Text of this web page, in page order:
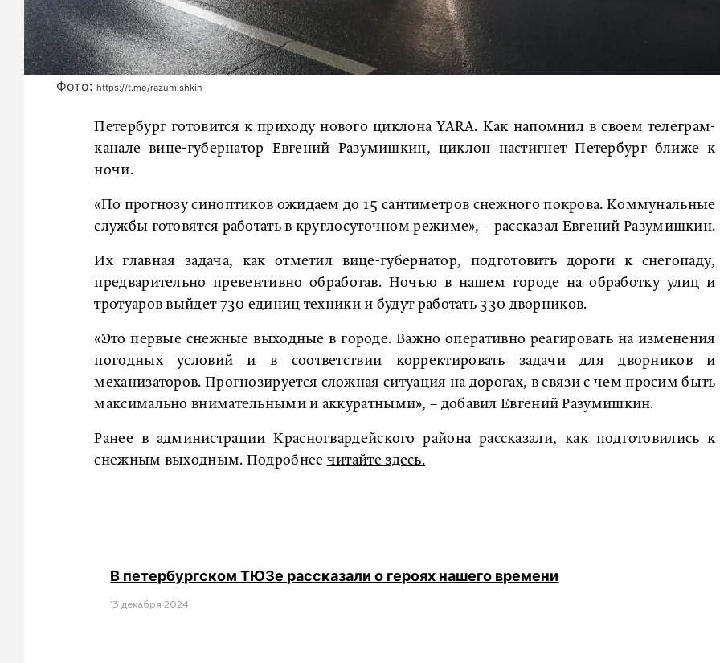
Фото: https://t.me/razumishkin
Петербург готовится к приходу нового циклона YARA. Как напомнил в своем телеграм-
канале вице-губернатор Евгений Разумишкин, циклон настигнет Петербург ближе к
ночи.
«По прогнозу синоптиков ожидаем до 15 сантиметров снежного покрова. Коммунальные
службы готовятся работать в круглосуточном режиме», – рассказал Евгений Разумишкин.
Их главная задача, как отметил вице-губернатор, подготовить дороги к снегопаду,
предварительно превентивно обработав. Ночью в нашем городе на обработку улиц и
тротуаров выйдет 730 единиц техники и будут работать 330 дворников.
«Это первые снежные выходные в городе. Важно оперативно реагировать на изменения
погодных условий и в соответствии корректировать задачи для дворников и
механизаторов. Прогнозируется сложная ситуация на дорогах, в связи с чем просим быть
максимально внимательными и аккуратными», – добавил Евгений Разумишкин.
Ранее в администрации Красногвардейского района рассказали, как подготовились к
снежным выходным. Подробнее читайте здесь.
В петербургском ТЮЗе рассказали о героях нашего времени
13 декабря 2024